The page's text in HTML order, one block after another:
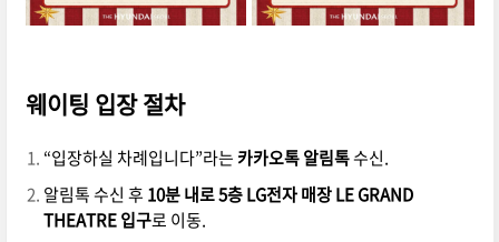
웨이팅 입장 절차
“입장하실 차례입니다”라는 카카오톡 알림톡수신.
알림톡 수신 후 10분 내로 5층 LG전자 매장 LE GRAND
THEATRE 입구로 이동.